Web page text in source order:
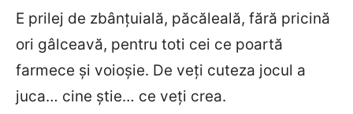
E prilej de zbânţuială, păcăleală, fără pricină
ori gâlceavă, pentru toti cei ce poartă
farmece şi voioşie. De veţi cuteza jocul a
juca… cine ştie… ce veţi crea.